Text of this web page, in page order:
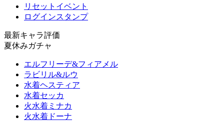
リセットイベント
ログインスタンプ
最新キャラ評価
夏休みガチャ
エルフリーデ&フィアメル
ラビリル&ルウ
水着ヘスティア
水着セッカ
火水着ミナカ
火水着ドーナ